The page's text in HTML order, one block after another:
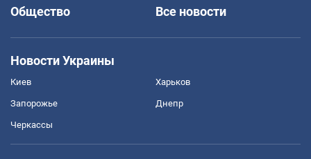
Общество
Все новости
Новости Украины
Киев Харьков
Запорожье Днепр
Черкассы